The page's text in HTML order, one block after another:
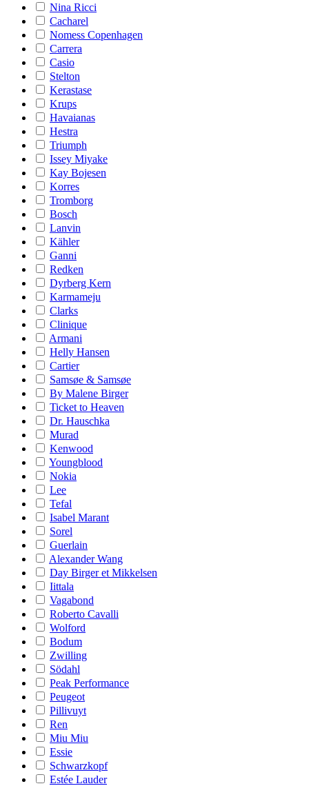
Nina Ricci
Cacharel
Nomess Copenhagen
Carrera
Casio
Stelton
Kerastase
Krups
Havaianas
Hestra
Triumph
Issey Miyake
Kay Bojesen
Korres
Tromborg
Bosch
Lanvin
Kähler
Ganni
Redken
Dyrberg Kern
Karmameju
Clarks
Clinique
Armani
Helly Hansen
Cartier
Samsøe & Samsøe
By Malene Birger
Ticket to Heaven
Dr. Hauschka
Murad
Kenwood
Youngblood
Nokia
Lee
Tefal
Isabel Marant
Sorel
Guerlain
Alexander Wang
Day Birger et Mikkelsen
Iittala
Vagabond
Roberto Cavalli
Wolford
Bodum
Zwilling
Södahl
Peak Performance
Peugeot
Pillivuyt
Ren
Miu Miu
Essie
Schwarzkopf
Estée Lauder